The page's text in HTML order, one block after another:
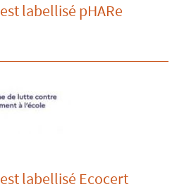
labellisé pHARe
labellisé Ecocert